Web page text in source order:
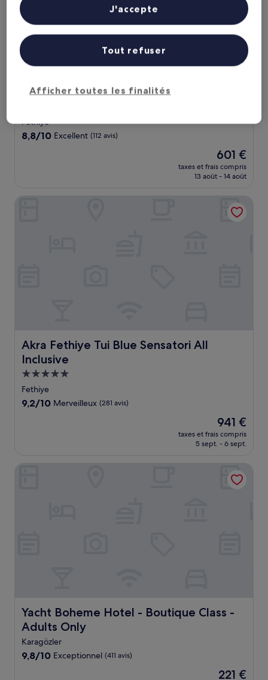
Liberty Lykia
Liberty Lykia
Fethiye
8.8
8,8/10 Excellent (112 avis)
Le
nouveau
prix
de
601 €
601 €
taxes et frais compris
13 août - 14 août
Akra Fethiye Tui Blue Sensatori All
Inclusive
Akra Fethiye Tui Blue Sensatori All Inclusive
Hébergement
5.0 étoiles
Fethiye
9.2
9,2/10 Merveilleux (281 avis)
Le
nouveau
prix
de
941 €
941 €
taxes et frais compris
5 sept. - 6 sept.
Yacht Boheme Hotel - Boutique Class -
Adults Only
Yacht Boheme Hotel - Boutique Class - Adults Only
Karagözler
9.8
9,8/10 Exceptionnel (411 avis)
Le
221 €
Yacht Boheme Hotel - Boutique Class - Adults Only
études d’audience et développement de services.
Liste de nos partenaires (fournisseurs)
Afficher toutes les finalités
Tout refuser
J'accepte